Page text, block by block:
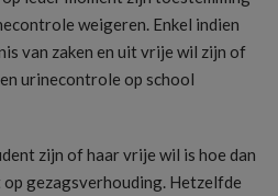
weigeren. Enkel indien
van zaken en uit vrije wil zijn of
urinecontrole op school
zijn of haar vrije wil is hoe dan
gezagsverhouding. Hetzelfde